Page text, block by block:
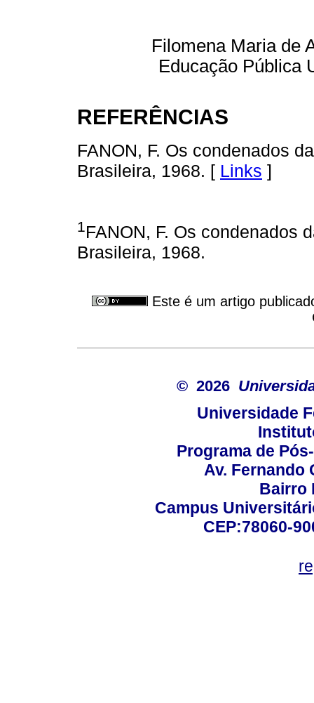
Filomena Maria de
Educação Pública
REFERÊNCIAS
FANON, F. Os condenados
Brasileira, 1968. [ Links ]
1FANON, F. Os condenados
Brasileira, 1968.
Este é um artigo
© 2026
Universidade
Programa de
Av. Fernando
Bairro
Campus
CEP:78060-